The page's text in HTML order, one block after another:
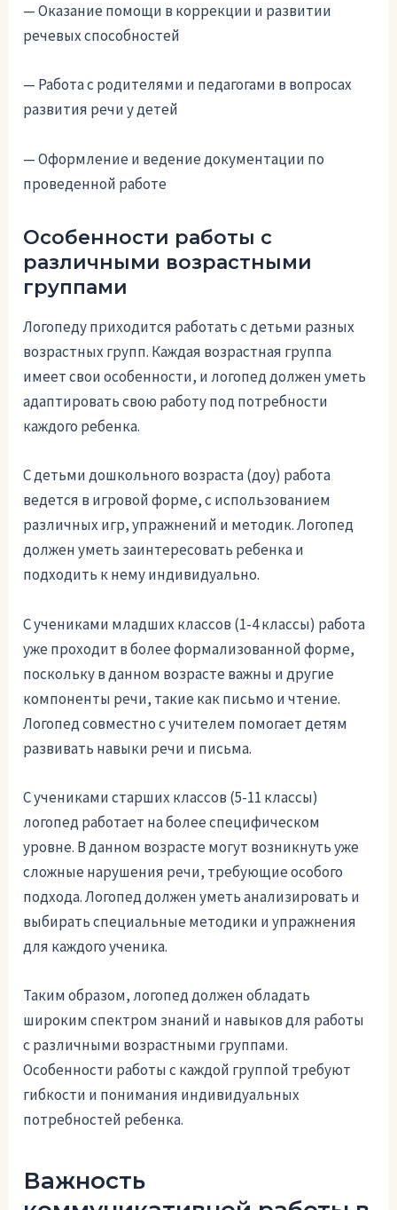
— Оказание помощи в коррекции и развитии
речевых способностей
— Работа с родителями и педагогами в вопросах
развития речи у детей
— Оформление и ведение документации по
проведенной работе
Особенности работы с
различными возрастными
группами
Логопеду приходится работать с детьми разных
возрастных групп. Каждая возрастная группа
имеет свои особенности, и логопед должен уметь
адаптировать свою работу под потребности
каждого ребенка.
С детьми дошкольного возраста (доу) работа
ведется в игровой форме, с использованием
различных игр, упражнений и методик. Логопед
должен уметь заинтересовать ребенка и
подходить к нему индивидуально.
С учениками младших классов (1-4 классы) работа
уже проходит в более формализованной форме,
поскольку в данном возрасте важны и другие
компоненты речи, такие как письмо и чтение.
Логопед совместно с учителем помогает детям
развивать навыки речи и письма.
С учениками старших классов (5-11 классы)
логопед работает на более специфическом
уровне. В данном возрасте могут возникнуть уже
сложные нарушения речи, требующие особого
подхода. Логопед должен уметь анализировать и
выбирать специальные методики и упражнения
для каждого ученика.
Таким образом, логопед должен обладать
широким спектром знаний и навыков для работы
с различными возрастными группами.
Особенности работы с каждой группой требуют
гибкости и понимания индивидуальных
потребностей ребенка.
Важность